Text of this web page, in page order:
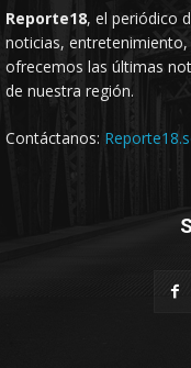
Reporte18, el periódico
noticias,
ofrecemos las últimas
de nuestra región.
Contáctanos: